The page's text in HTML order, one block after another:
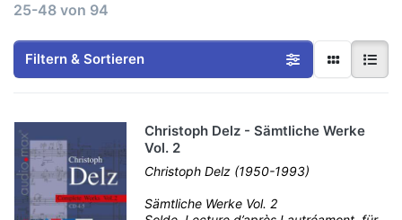
25-48 von 94
Filtern & Sortieren
Christoph Delz - Sämtliche Werke
Vol. 2
Christoph Delz (1950-1993)
Sämtliche Werke Vol. 2